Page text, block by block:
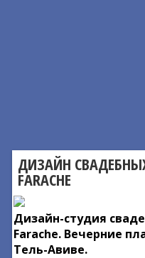
ДИЗАЙН
FARACHE
Дизайн-студия
Farache. Вечерние
Тель-Авиве.